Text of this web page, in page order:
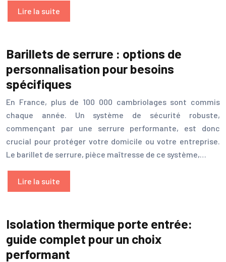
Lire la suite
Barillets de serrure : options de
personnalisation pour besoins
spécifiques
En France, plus de 100 000 cambriolages sont commis
chaque année. Un système de sécurité robuste,
commençant par une serrure performante, est donc
crucial pour protéger votre domicile ou votre entreprise.
Le barillet de serrure, pièce maîtresse de ce système,…
Lire la suite
Isolation thermique porte entrée:
guide complet pour un choix
performant